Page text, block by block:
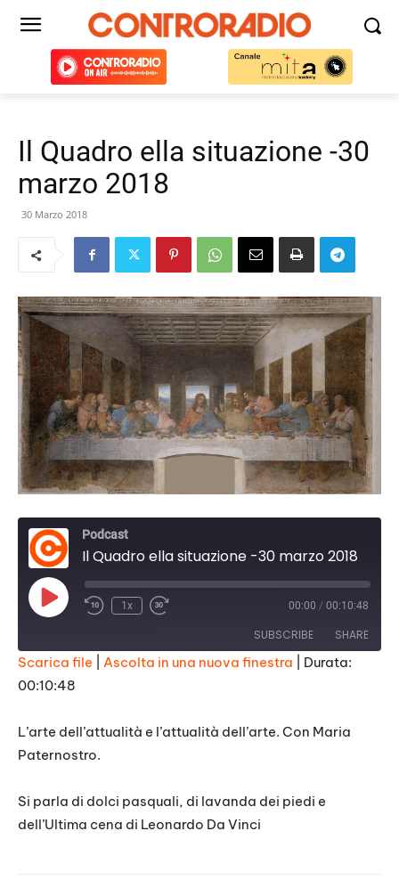
Il Quadro ella situazione -30
marzo 2018
30 Marzo 2018
Podcast
Il Quadro ella situazione -30 marzo 2018
Play
Episode
1x 00:00 / 00:10:48
SUBSCRIBE SHARE
SHARE
LINK
EMBED
Scarica file Ascolta in una nuova finestra
Durata:
00:10:48
L’arte dell’attualità e l’attualità dell’arte. Con Maria
Paternostro.
Si parla di dolci pasquali, di lavanda dei piedi e
dell’Ultima cena di Leonardo Da Vinci